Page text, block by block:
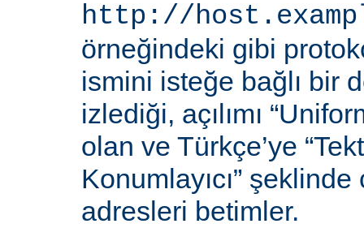
http://
örneğindeki gibi
ismini isteğe bağlı bir
izlediği, açılımı
olan ve Türkçe’ye
Konumlayıcı”
adresleri betimler.